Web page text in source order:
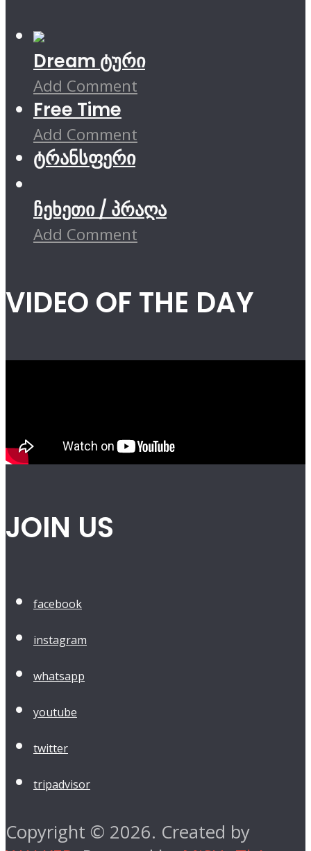
Dream ტური
Add Comment
Free Time
Add Comment
ტრანსფერი
ჩეხეთი / პრაღა
Add Comment
VIDEO OF THE DAY
JOIN US
facebook
instagram
whatsapp
youtube
twitter
tripadvisor
Copyright © 2026. Created by